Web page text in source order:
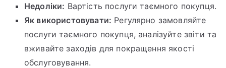
Недоліки: Вартість послуги таємного покупця.
Як використовувати: Регулярно замовляйте
послуги таємного покупця, аналізуйте звіти та
вживайте заходів для покращення якості
обслуговування.